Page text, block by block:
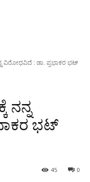
ವಿರೋಧವಿದೆ : ಡಾ. ಪ್ರಭಾಕರ ಭಟ್
ನನ್ನ
ಭಟ್
0
45